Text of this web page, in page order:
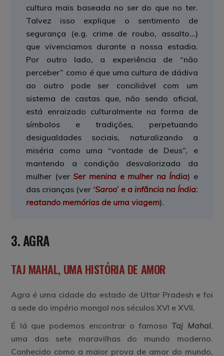
cultura mais baseada no ser do que no ter.
Talvez isso explique o sentimento de
segurança (e.g. crime de roubo, assalto…)
que vivenciamos durante a nossa estadia.
Por outro lado, a experiência de “não
perceber” como é que uma cultura de dádiva
ao outro pode ser conciliável com um
sistema de castas que, não sendo oficial,
está enraizado culturalmente na forma de
símbolos e tradições, perpetuando
desigualdades sociais, naturalizando a
miséria como uma “vontade de Deus”, e
mantendo a condição desvalorizada da
mulher (verSer menina e mulher na Índia) e
das crianças (ver ‘Saroo’ e a infância na Índia:
reatando memórias de uma viagem).
3. AGRA
TAJ MAHAL, UMA HISTÓRIA DE AMOR
Agra é uma cidade do estado de Uttar Pradesh e foi
a sede do império mongol nos séculos XVI e XVII.
É lá que podemos encontrar o famosoTaj Mahal,
uma das sete maravilhas do mundo moderno.
Conhecido como a maior prova de amor do mundo,